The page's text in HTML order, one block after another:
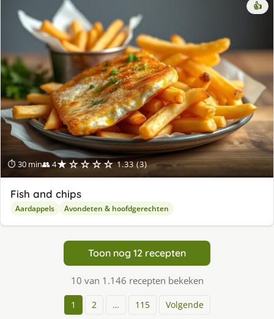
⏱ 30 min👥 4★☆☆☆☆ 1.33 (3)
👍
Fish and chips
Aardappels Avondeten & hoofdgerechten
Toon nog 12 recepten
10 van 1.146 recepten bekeken
1 2 … 115 Volgende